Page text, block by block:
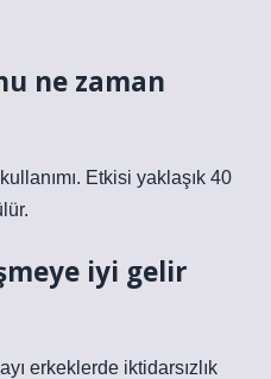
ne zaman
Etkisi yaklaşık 40
iyi gelir
erkeklerde iktidarsızlık